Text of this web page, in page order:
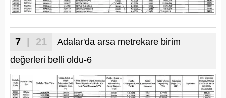
7 | 21
Adalar'da arsa metrekare birim
değerleri belli oldu-6